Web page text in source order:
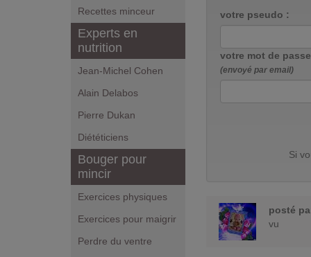
Recettes minceur
Experts en
nutrition
Jean-Michel Cohen
Alain Delabos
Pierre Dukan
Diététiciens
Bouger pour
mincir
Exercices physiques
Exercices pour maigrir
Perdre du ventre
votre pseudo :
votre mot de
(envoyé par email)
Si
posté
vu